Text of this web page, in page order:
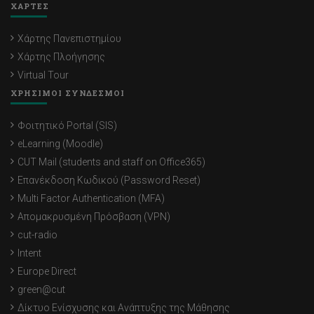
ΧΑΡΤΕΣ
Χάρτης Πανεπιστημίου
Χάρτης Πλοήγησης
Virtual Tour
ΧΡΗΣΙΜΟΙ ΣΥΝΔΕΣΜΟΙ
Φοιτητικό Portal (SIS)
eLearning (Moodle)
CUT Mail (students and staff on Office365)
Επανέκδοση Κωδικού (Password Reset)
Multi Factor Authentication (MFA)
Απομακρυσμένη Πρόσβαση (VPN)
cut-radio
Intent
Europe Direct
green@cut
Δίκτυο Ενίσχυσης και Ανάπτυξης της Μάθησης